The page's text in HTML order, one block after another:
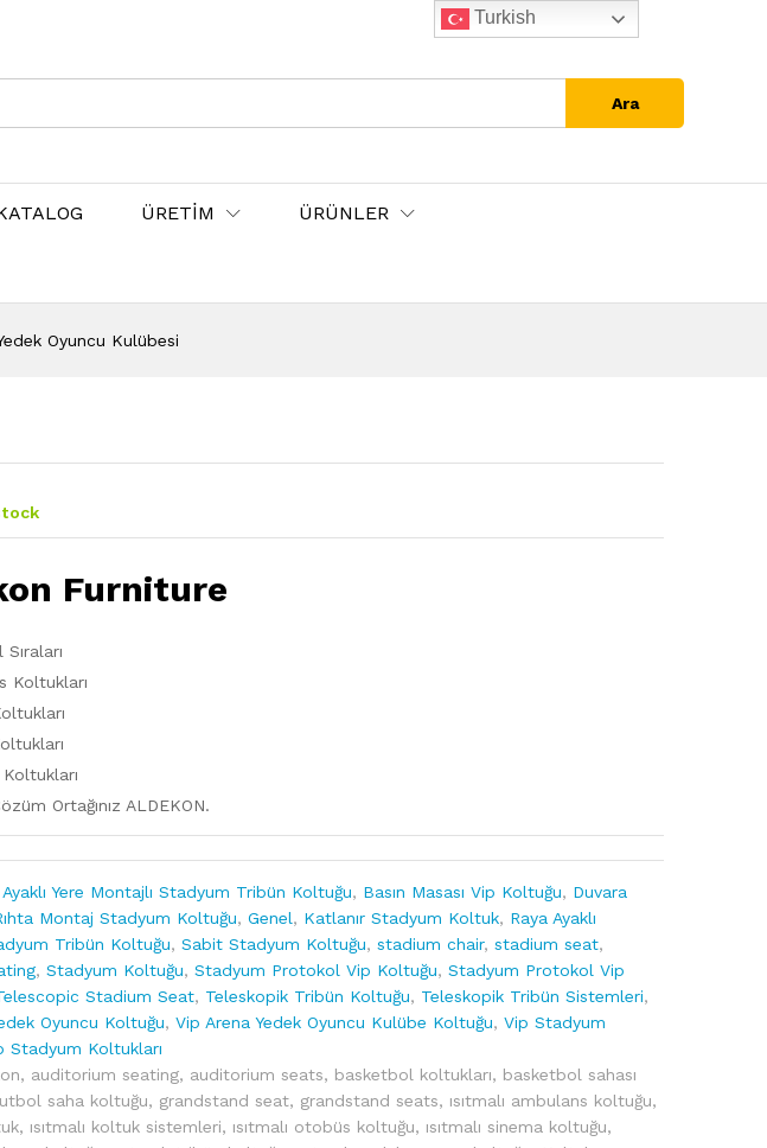
Ara
ÜRETİM ÜRÜNLER
Oyuncu Kulübesi
Furniture
Koltukları
Ortağınız ALDEKON.
Ayaklı Yere Montajlı Stadyum Tribün Koltuğu, Basın Masası Vip Koltuğu, Duvara
Montaj Stadyum Koltuğu,Genel, Katlanır Stadyum Koltuk, Raya Ayaklı
Tribün Koltuğu,Sabit Stadyum Koltuğu,stadium chair,stadium seat,
,Stadyum Koltuğu,Stadyum Protokol Vip Koltuğu,Stadyum Protokol Vip
Stadium Seat, Teleskopik Tribün Koltuğu, Teleskopik Tribün Sistemleri,
Oyuncu Koltuğu,Vip Arena Yedek Oyuncu Kulübe Koltuğu,Vip Stadyum
Stadyum Koltukları
, auditorium seating, auditorium seats, basketbol koltukları, basketbol sahası
saha koltuğu, grandstand seat, grandstand seats, ısıtmalı ambulans koltuğu,
, ısıtmalı koltuk sistemleri, ısıtmalı otobüs koltuğu, ısıtmalı sinema koltuğu,
Turkish